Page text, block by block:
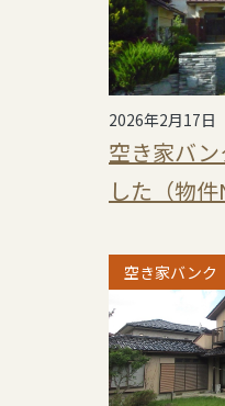
2026年2月17日
空き家バ
した（物件
空き家バンク